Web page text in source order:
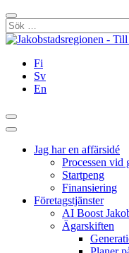
Hoppa
till
innehållet
Stäng
Sök
efter:
Fi
Sv
En
Sök
Huvudmeny
Jag har en affärsidé
Processen vid
Startpeng
Finansiering
Företagstjänster
AI Boost
Ägarskiften